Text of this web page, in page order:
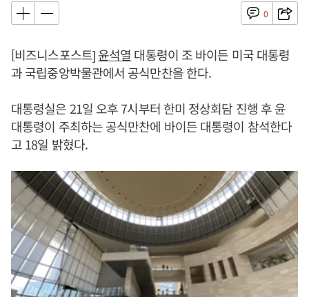
0
[비즈니스포스트]윤석열 대통령이 조 바이든 미국 대통령
과 국립중앙박물관에서 공식만찬을 한다.
대통령실은 21일 오후 7시부터 한미 정상회담 진행 후 윤
대통령이 주최하는 공식만찬에 바이든 대통령이 참석한다
고 18일 밝혔다.